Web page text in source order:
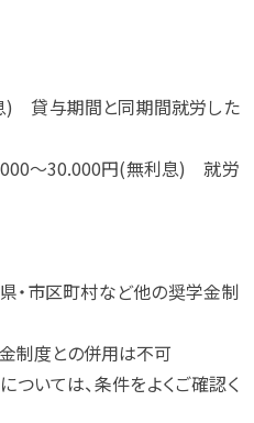
) 貸与期間と同期間就労した
～30.000円(無利息) 就労
・市区町村など他の奨学金制
制度との併用は不可
いては、条件をよくご確認く